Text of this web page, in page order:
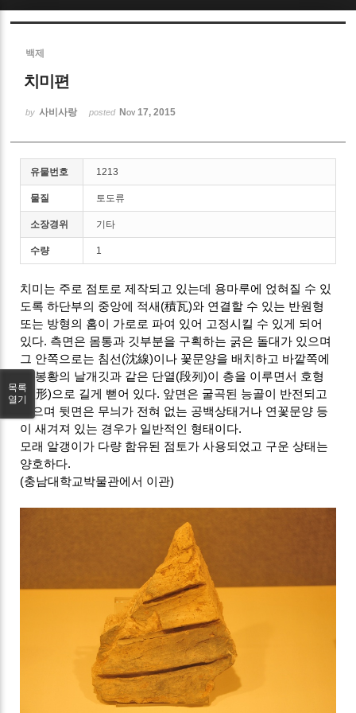
백제
치미편
by 사비사랑 posted Nov 17, 2015
유물번호 1213
물질 토도류
소장경위 기타
수량 1
치미는 주로 점토로 제작되고 있는데 용마루에 얹혀질 수 있
도록 하단부의 중앙에 적새(積瓦)와 연결할 수 있는 반원형
또는 방형의 홈이 가로로 파여 있어 고정시킬 수 있게 되어
있다. 측면은 몸통과 깃부분을 구획하는 굵은 돌대가 있으며
그 안쪽으로는 침선(沈線)이나 꽃문양을 배치하고 바깥쪽에
는 봉황의 날개깃과 같은 단열(段列)이 층을 이루면서 호형
(弧形)으로 길게 뻗어 있다. 앞면은 굴곡된 능골이 반전되고
있으며 뒷면은 무늬가 전혀 없는 공백상태거나 연꽃문양 등
이 새겨져 있는 경우가 일반적인 형태이다.
모래 알갱이가 다량 함유된 점토가 사용되었고 구운 상태는
양호하다.
(충남대학교박물관에서 이관)
목록
열기
Sketchbook5, 스케치북5
Sketchbook5, 스케치북5